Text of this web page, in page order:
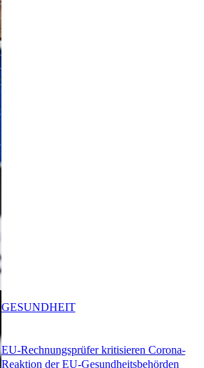
EU-Rechnungsprüfer kritisieren Corona-
Reaktion der EU-Gesundheitsbehörden
GESUNDHEIT